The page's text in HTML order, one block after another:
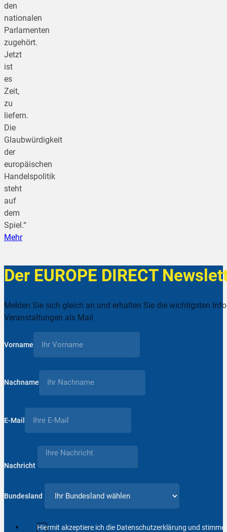
den
nationalen
Parlamenten
zugehört.
Jetzt
ist
es
Zeit,
zu
liefern.
Die
Glaubwürdigkeit
der
europäischen
Handelspolitik
steht
auf
dem
Spiel.“
Mehr
Der EUROPE DIRECT
Melden Sie sich gleich an und erhalten Sie die wichtigsten
Veranstaltungen als Mail
Vorname
Nachname
E-Mail
Nachricht
Bundesland
Hiermit akzeptiere ich die Datenschutzerklärung und